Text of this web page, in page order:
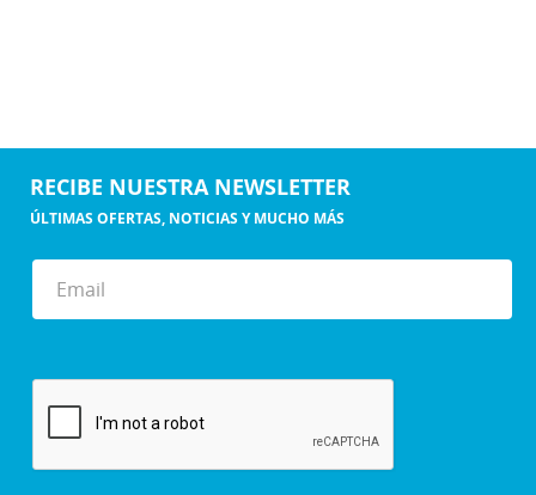
RECIBE NUESTRA NEWSLETTER
ÚLTIMAS OFERTAS, NOTICIAS Y MUCHO MÁS